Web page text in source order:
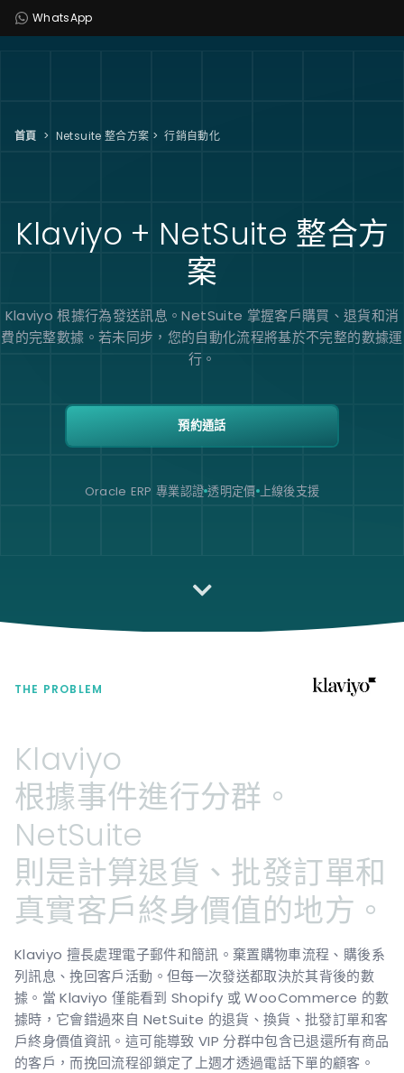
WhatsApp
首頁 > Netsuite 整合方案 > 行銷自動化
Klaviyo + NetSuite 整合方
案
Klaviyo 根據行為發送訊息。NetSuite 掌握客戶購買、退貨和消
費的完整數據。若未同步，您的自動化流程將基於不完整的數據運
行。
預約通話
Oracle ERP 專業認證 透明定價 上線後支援
THE PROBLEM
Klaviyo
根據事件進行分群。
NetSuite
則是計算退貨、批發訂單和
真實客戶終身價值的地方。
Klaviyo 擅長處理電子郵件和簡訊。棄置購物車流程、購後系
列訊息、挽回客戶活動。但每一次發送都取決於其背後的數
據。當 Klaviyo 僅能看到 Shopify 或 WooCommerce 的數
據時，它會錯過來自 NetSuite 的退貨、換貨、批發訂單和客
戶終身價值資訊。這可能導致 VIP 分群中包含已退還所有商品
的客戶，而挽回流程卻鎖定了上週才透過電話下單的顧客。